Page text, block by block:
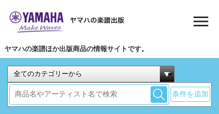
ヤマハの楽譜ほか出版商品の情報サイトです。
条件を追加